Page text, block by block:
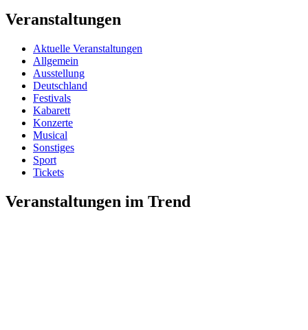
Veranstaltungen
Aktuelle Veranstaltungen
Allgemein
Ausstellung
Deutschland
Festivals
Kabarett
Konzerte
Musical
Sonstiges
Sport
Tickets
Veranstaltungen im Trend